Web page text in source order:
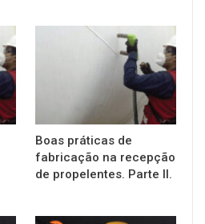
Boas práticas de
fabricação na recepção
de propelentes. Parte II.